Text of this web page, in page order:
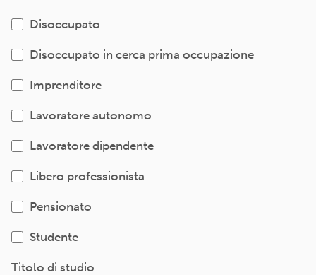
Disoccupato
Disoccupato in cerca prima occupazione
Imprenditore
Lavoratore autonomo
Lavoratore dipendente
Libero professionista
Pensionato
Studente
Titolo di studio